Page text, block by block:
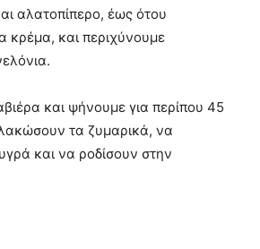
αλατοπίπερο, έως ότου
κρέμα, και περιχύνουμε
και ψήνουμε για περίπου 45
τα ζυμαρικά, να
και να ροδίσουν στην